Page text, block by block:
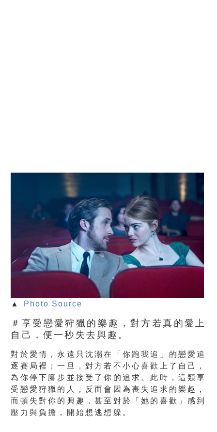
▲ Photo Source
＃享受戀愛狩獵的樂趣，對方若真的愛上
自己，便一秒失去興趣。
對於愛情，永遠只沈溺在「你跑我追」的戀愛追
逐賽局裡；一旦，對方若不小心喜歡上了自己，
為你停下腳步並接受了你的追求。此時，這類享
受戀愛狩獵的人，反而會因為喪失追求的樂趣，
而頓失對你的興趣，甚至對於「她的喜歡」感到
壓力與負擔，開始想逃想躲。